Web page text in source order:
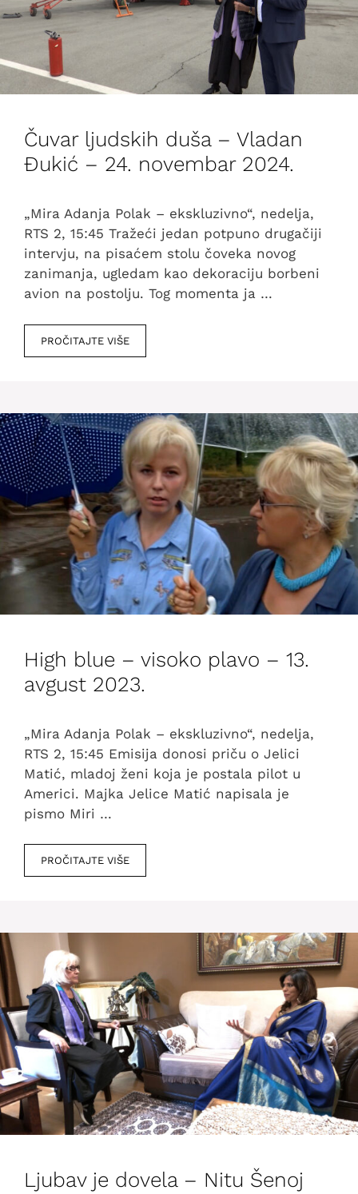
Čuvar ljudskih duša – Vladan
Đukić – 24. novembar 2024.
„Mira Adanja Polak – ekskluzivno“, nedelja,
RTS 2, 15:45 Tražeći jedan potpuno drugačiji
intervju, na pisaćem stolu čoveka novog
zanimanja, ugledam kao dekoraciju borbeni
avion na postolju. Tog momenta ja …
PROČITAJTE VIŠE
High blue – visoko plavo – 13.
avgust 2023.
„Mira Adanja Polak – ekskluzivno“, nedelja,
RTS 2, 15:45 Emisija donosi priču o Jelici
Matić, mladoj ženi koja je postala pilot u
Americi. Majka Jelice Matić napisala je
pismo Miri …
PROČITAJTE VIŠE
Ljubav je dovela – Nitu Šenoj